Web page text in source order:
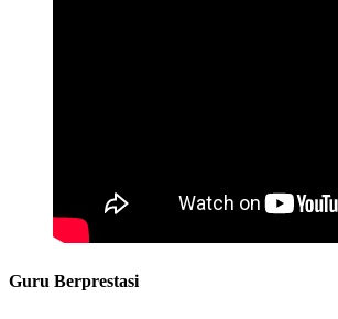
Guru Berprestasi